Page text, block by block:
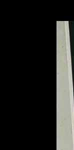
perderam
O Serviço
de grande
povoadas.